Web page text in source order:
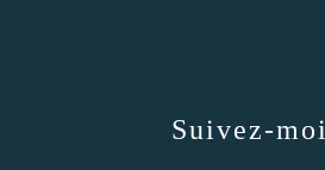
Suivez-moi